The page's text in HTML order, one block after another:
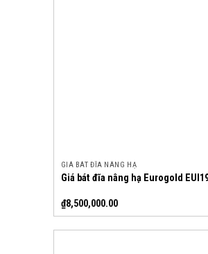
GIÁ BÁT ĐĨA NÂNG HẠ
Giá bát đĩa nâng hạ Eurogold
₫8,500,000.00